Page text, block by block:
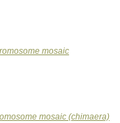
mosaic
mosaic (chimaera)